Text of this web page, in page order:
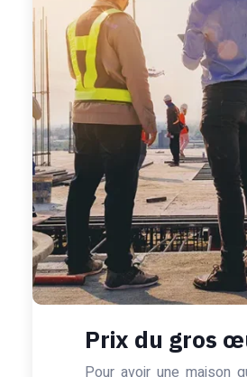
Prix du gros
Pour avoir une maison